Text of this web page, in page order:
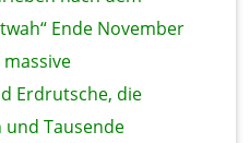
Ende November
Erdrutsche, die
Tausende